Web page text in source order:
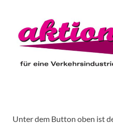
Unter dem Button oben ist